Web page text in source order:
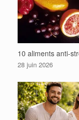
10 aliments anti-
28 juin 2026